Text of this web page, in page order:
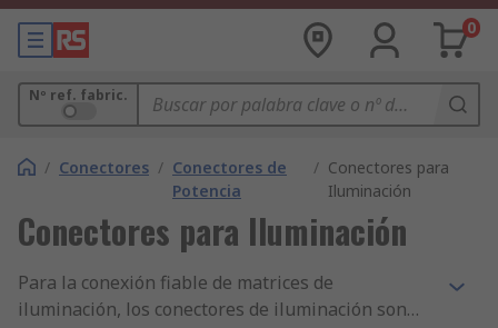
0
Nº ref. fabric.
/ Conectores / Conectores de
Potencia
/ Conectores para
Iluminación
Conectores para Iluminación
Para la conexión fiable de matrices de
iluminación, los conectores de iluminación son